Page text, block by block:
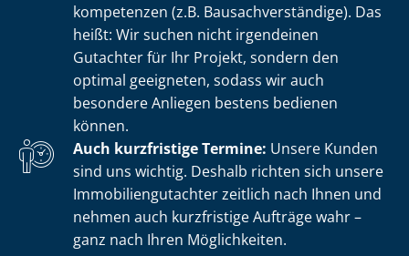
kom­pe­ten­zen (z.B. Bau­sach­ver­stän­di­ge). Das
heißt: Wir suchen nicht irgendeinen
Gutachter für Ihr Projekt, sondern den
optimal geeigneten, sodass wir auch
besondere Anliegen bestens bedienen
können.
Auch kurzfristige Termine: Unsere Kunden
sind uns wichtig. Deshalb richten sich unsere
Im­mo­bi­li­en­gut­ach­ter zeitlich nach Ihnen und
nehmen auch kurzfristige Aufträge wahr –
ganz nach Ihren Möglichkeiten.